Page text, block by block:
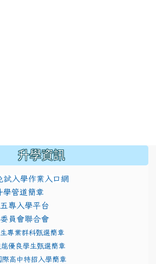
升學資訊
試入學作業入口網
modules/
學管道簡章
專入學平台
員會聯合會
專業群科甄選簡章
優良學生甄選簡章
際高中特招入學簡章